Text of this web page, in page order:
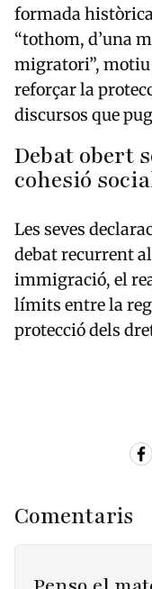
formada
“tothom, d’una
migratori”, motiu
reforçar la
discursos que
Debat obert
cohesió
Les seves
debat recurrent
immigració, el
límits entre la
protecció dels
Comentaris